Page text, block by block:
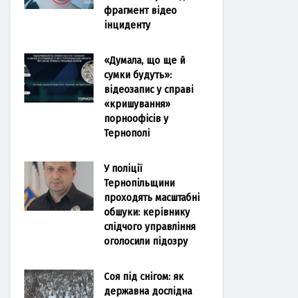
фрагмент відео
інциденту
«Думала, що ще й
сумки будуть»:
відеозапис у справі
«кришування»
порноофісів у
Тернополі
У поліції
Тернопільщини
проходять масштабні
обшуки: керівнику
слідчого управління
оголосили підозру
Соя під снігом: як
державна дослідна